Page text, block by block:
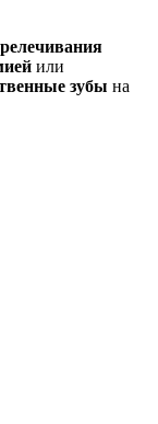
или
зубы на